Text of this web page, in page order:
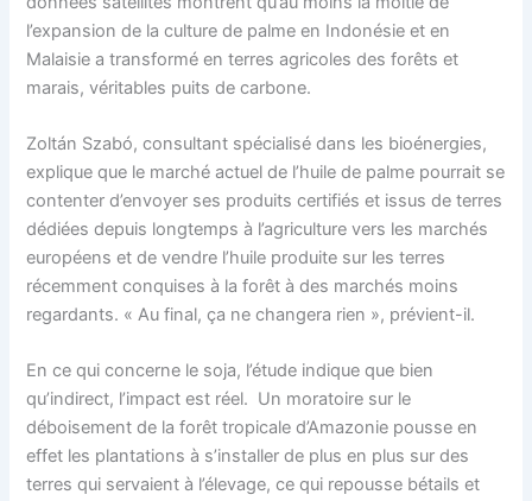
l’expansion de la culture de palme en Indonésie et en
Malaisie a transformé en terres agricoles des forêts et
marais, véritables puits de carbone.
Zoltán Szabó, consultant spécialisé dans les bioénergies,
explique que le marché actuel de l’huile de palme pourrait se
contenter d’envoyer ses produits certifiés et issus de terres
dédiées depuis longtemps à l’agriculture vers les marchés
européens et de vendre l’huile produite sur les terres
récemment conquises à la forêt à des marchés moins
regardants. « Au final, ça ne changera rien », prévient-il.
En ce qui concerne le soja, l’étude indique que bien
qu’indirect, l’impact est réel. Un moratoire sur le
déboisement de la forêt tropicale d’Amazonie pousse en
effet les plantations à s’installer de plus en plus sur des
terres qui servaient à l’élevage, ce qui repousse bétails et